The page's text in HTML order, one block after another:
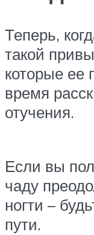
Теперь,
такой
которые ее
время
отучения.
Если вы
чаду
ногти –
пути.